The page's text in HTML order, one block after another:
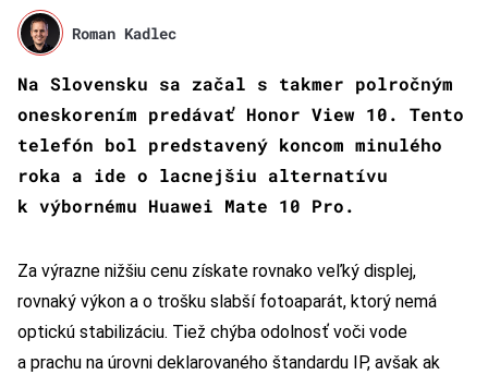
Roman Kadlec
Na Slovensku sa začal s takmer polročným
oneskorením predávať Honor View 10. Tento
telefón bol predstavený koncom minulého
roka a ide o lacnejšiu alternatívu
k výbornému Huawei Mate 10 Pro.
Za výrazne nižšiu cenu získate rovnako veľký displej,
rovnaký výkon a o trošku slabší fotoaparát, ktorý nemá
optickú stabilizáciu. Tiež chýba odolnosť voči vode
a prachu na úrovni deklarovaného štandardu IP, avšak ak